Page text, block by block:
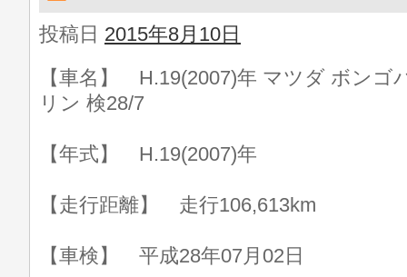
投稿日 2015年8月10日
【車名】 H.19(2007)年 マツダ ボンゴ
リン 検28/7
【年式】 H.19(2007)年
【走行距離】 走行106,613km
【車検】 平成28年07月02日